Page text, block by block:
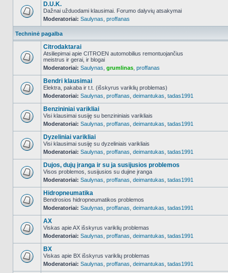
NO_UNREAD_POSTS
D.U.K.
Dažnai užduodami klausimai. Forumo dalyvių atsakymai
Moderatoriai: Saulynas proffanas
Techninė pagalba
NO_UNREAD_POSTS
Citrodaktarai
Atsiliepimai apie CITROEN automobilius remontuojančius
meistrus ir gerai, ir blogai
Moderatoriai: Saulynas grumlinas proffanas
NO_UNREAD_POSTS
Bendri klausimai
Elektra, pakaba ir t.t. (išskyrus variklių problemas)
Moderatoriai: Saulynas proffanas deimantukas tadas1991
NO_UNREAD_POSTS
Benzininiai varikliai
Visi klausimai susiję su benzininiais varikliais
Moderatoriai: Saulynas proffanas deimantukas tadas1991
NO_UNREAD_POSTS
Dyzeliniai varikliai
Visi klausimai susiję su dyzeliniais varikliais
Moderatoriai: Saulynas proffanas deimantukas tadas1991
NO_UNREAD_POSTS
Dujos, dujų įranga ir su ja susijusios problemos
Visos problemos, susijusios su dujine įranga
Moderatoriai: Saulynas proffanas deimantukas tadas1991
NO_UNREAD_POSTS
Hidropneumatika
Bendrosios hidropneumatikos problemos
Moderatoriai: Saulynas proffanas deimantukas tadas1991
NO_UNREAD_POSTS
AX
Viskas apie AX išskyrus variklių problemas
Moderatoriai: Saulynas proffanas deimantukas tadas1991
NO_UNREAD_POSTS
BX
Viskas apie BX išskyrus variklių problemas
Moderatoriai: Saulynas proffanas deimantukas tadas1991